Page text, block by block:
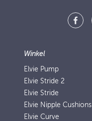
Winkel
Elvie Pump
Elvie Stride 2
Elvie Stride
Elvie Nipple Cushions
Elvie Curve